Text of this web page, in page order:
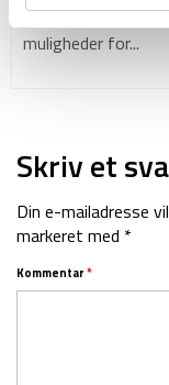
2026 står for
muligheder for...
Skriv et
Din e-mailadresse
markeret med *
Kommentar*